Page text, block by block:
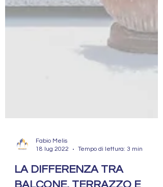
Fabio Melis
18 lug 2022
Tempo di lettura: 3 min